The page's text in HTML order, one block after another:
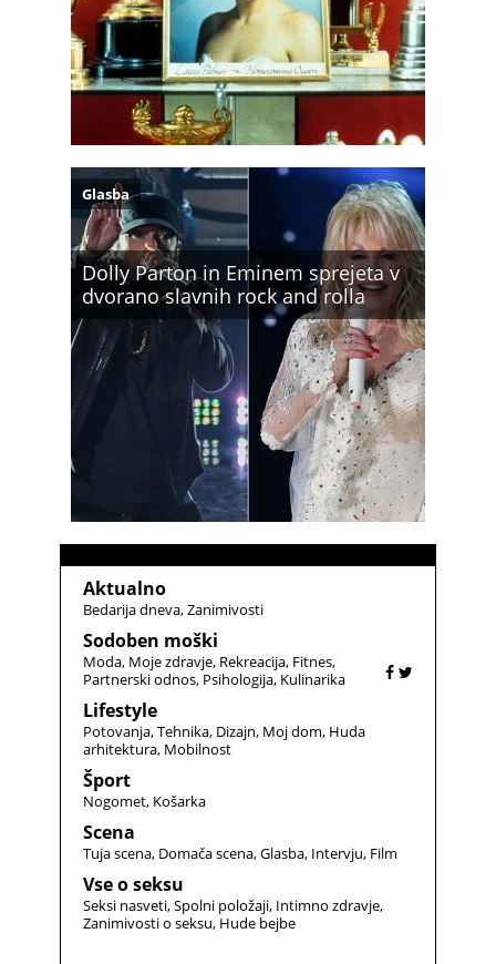
Dolly Parton in Eminem sprejeta v
dvorano slavnih rock and rolla
Glasba
Aktualno
Bedarija dneva Zanimivosti
Sodoben moški
Moda Moje zdravje Rekreacija Fitnes
Partnerski odnos Psihologija Kulinarika
Lifestyle
Potovanja Tehnika Dizajn Moj dom Huda
arhitektura Mobilnost
Šport
Nogomet Košarka
Scena
Tuja scena Domača scena Glasba Intervju Film
Vse o seksu
Seksi nasveti Spolni položaji Intimno zdravje
Zanimivosti o seksu Hude bejbe